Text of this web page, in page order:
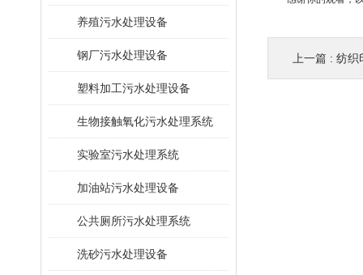
养殖污水处理设备
钢厂污水处理设备
塑料加工污水处理设备
生物接触氧化污水处理系统
​实验室污水处理系统
加油站污水处理设备
公共厕所污水处理系统
洗砂污水处理设备
上一篇 : 纺织